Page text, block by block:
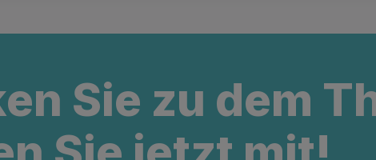
Sie zu dem